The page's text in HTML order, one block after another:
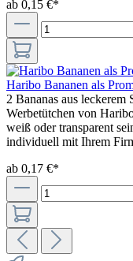
ab 0,15 €*
Haribo Bananen als
2 Bananas aus
Werbetütchen von
weiß oder transparent
individuell mit Ihrem
ab 0,17 €*